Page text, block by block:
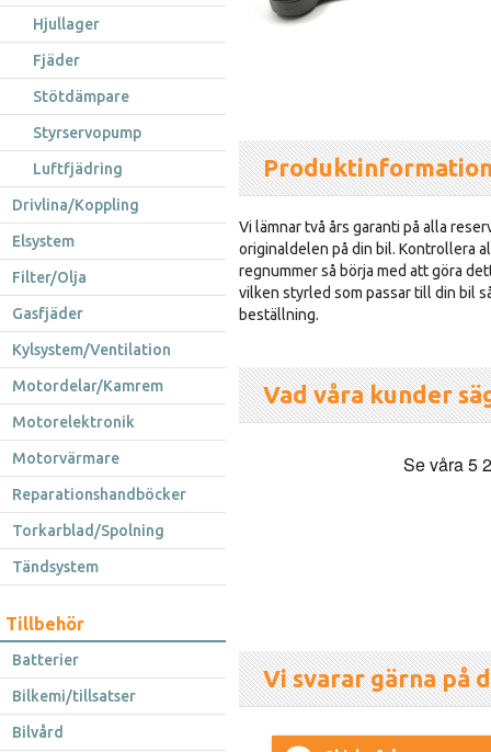
Hjullager
Fjäder
Stötdämpare
Styrservopump
Luftfjädring
Drivlina/Koppling
Elsystem
Filter/Olja
Gasfjäder
Kylsystem/Ventilation
Motordelar/Kamrem
Motorelektronik
Motorvärmare
Reparationshandböcker
Torkarblad/Spolning
Tändsystem
Tillbehör
Batterier
Bilkemi/tillsatser
Bilvård
Vi lämnar två års garanti på alla
originaldelen på din bil. Kontrollera
regnummer så börja med att göra
vilken styrled som passar till din bil
beställning.
Vad våra kunder
Vi svarar gärna på